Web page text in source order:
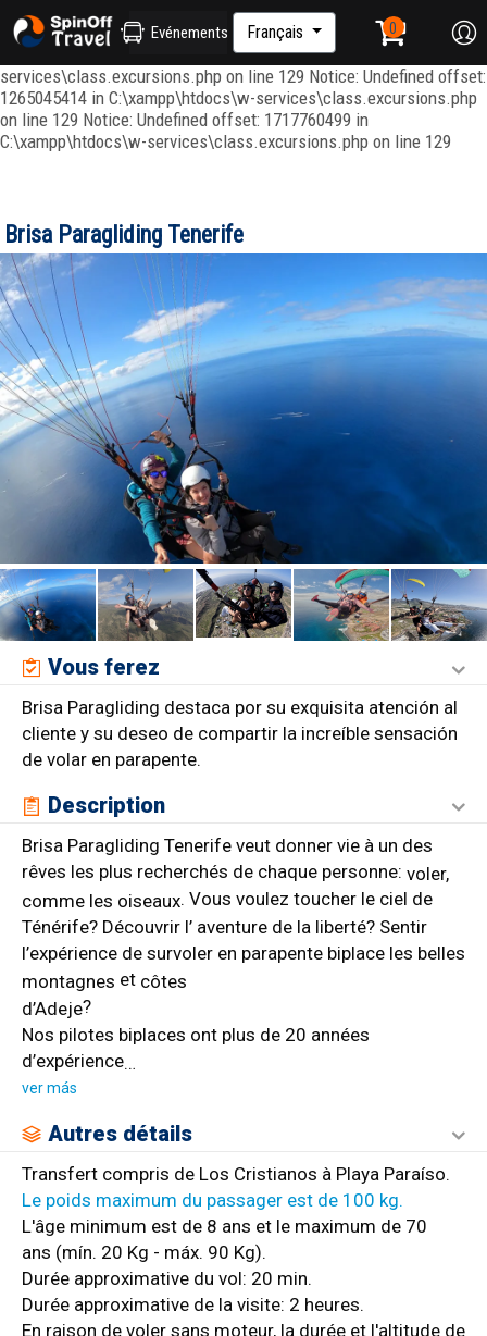
Notice: Undefined index: ordenar in C:\xampp\htdocs\w-
services\repositories\GroupRepository.php on line 415 Notice:
Undefined offset: 1265045344 in C:\xampp\htdocs\w-
services\class.excursions.php on line 129 Notice: Undefined offset:
1265045414 in C:\xampp\htdocs\w-services\class.excursions.php
on line 129 Notice: Undefined offset: 1717760499 in
C:\xampp\htdocs\w-services\class.excursions.php on line 129
Evénements Français
Brisa Paragliding Tenerife
Vous ferez
Brisa Paragliding destaca por su exquisita atención al
cliente y su deseo de compartir la increíble sensación
de volar en parapente.
Description
Brisa Paragliding Tenerife veut donner vie à un des
rêves les plus recherchés de chaque personne: voler,
comme les oiseaux. Vous voulez toucher le ciel de
Ténérife? Découvrir l’ aventure de la liberté? Sentir
l’expérience de survoler en parapente biplace les belles
montagnes et côtes
d’Adeje?
Nos pilotes biplaces ont plus de 20 années
d’expérience…
ver más
Autres détails
Transfert compris de Los Cristianos à Playa Paraíso.
Le poids maximum du passager est de 100 kg.
L'âge minimum est de 8 ans et le maximum de 70
ans (mín. 20 Kg - máx. 90 Kg).
Durée approximative du vol: 20 min.
Durée approximative de la visite: 2 heures.
En raison de voler sans moteur, la durée et l'altitude de